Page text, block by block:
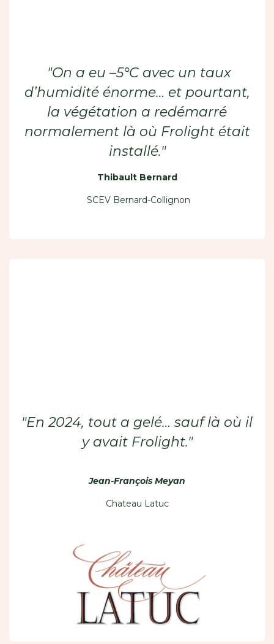
"On a eu –5°C avec un taux
d’humidité énorme… et pourtant,
la végétation a redémarré
normalement là où Frolight était
installé."
Thibault Bernard
SCEV Bernard-Collignon
"En 2024, tout a gelé… sauf là où il
y avait Frolight."
Jean-François Meyan
Chateau Latuc